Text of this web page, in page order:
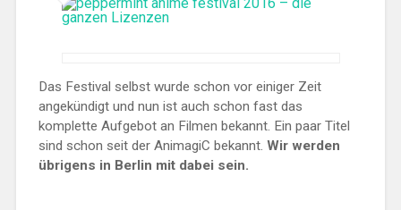
Das Festival selbst wurde schon vor einiger Zeit
angekündigt und nun ist auch schon fast das
komplette Aufgebot an Filmen bekannt. Ein paar Titel
sind schon seit der AnimagiC bekannt. Wir werden
übrigens in Berlin mit dabei sein.